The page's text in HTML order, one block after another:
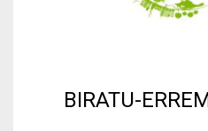
BIRATU-